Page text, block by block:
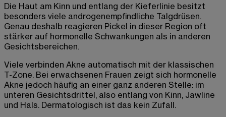
Die Haut am Kinn und entlang der Kieferlinie besitzt
besonders viele androgenempfindliche Talgdrüsen.
Genau deshalb reagieren Pickel in dieser Region oft
stärker auf hormonelle Schwankungen als in anderen
Gesichtsbereichen.
Viele verbinden Akne automatisch mit der klassischen
T-Zone. Bei erwachsenen Frauen zeigt sich hormonelle
Akne jedoch häufig an einer ganz anderen Stelle: im
unteren Gesichtsdrittel, also entlang von Kinn, Jawline
und Hals. Dermatologisch ist das kein Zufall.